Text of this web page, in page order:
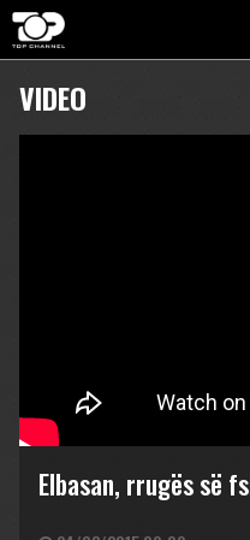
VIDEO
Elbasan, rrugës së